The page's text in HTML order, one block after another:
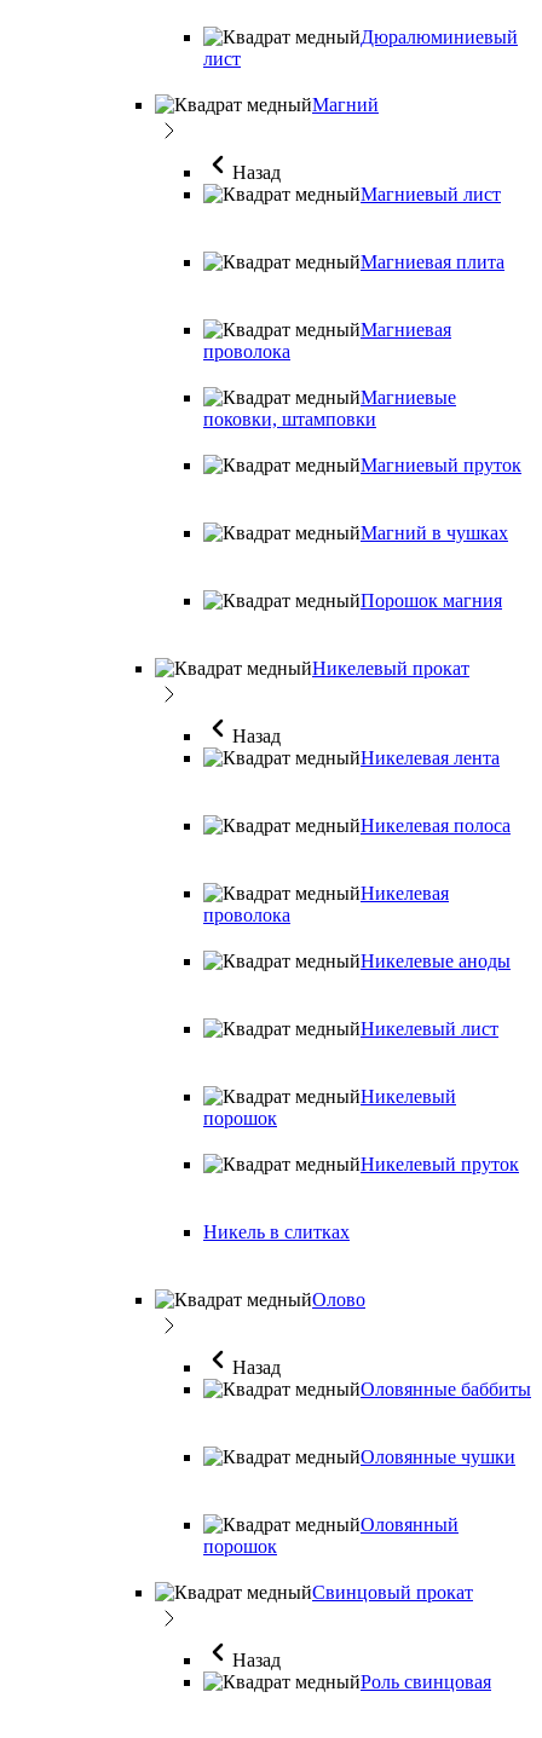
Дюралюминиевый
лист
Магний
Назад
Магниевый лист
Магниевая плита
Магниевая
проволока
Магниевые
поковки, штамповки
Магниевый пруток
Магний в чушках
Порошок магния
Никелевый прокат
Назад
Никелевая лента
Никелевая полоса
Никелевая
проволока
Никелевые аноды
Никелевый лист
Никелевый
порошок
Никелевый пруток
Никель в слитках
Олово
Назад
Оловянные баббиты
Оловянные чушки
Оловянный
порошок
Свинцовый прокат
Назад
Роль свинцовая